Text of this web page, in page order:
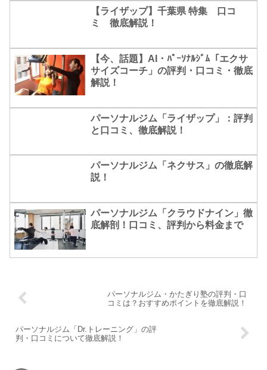
【ライザップ】千葉県 特集 口コ
ミ 徹底解説！
【今、話題】AI・ﾊﾟｰｿﾅﾙｼﾞﾑ「エクサ
サイズコーチ」の評判・口コミ・徹底
解説！
パーソナルジム「ライザップ」：評判
と口コミ、徹底解説！
パーソナルジム「ネクサス」の徹底解
説！
パーソナルジム「クラウドナイン」徹
底解剖！口コミ、評判から料金まで
パーソナルジム・かたぎり塾の評判・口
コミは？おすすめポイントを徹底解説！
パーソナルジム「Dr.トレーニング」の評
判・口コミについて徹底解説！